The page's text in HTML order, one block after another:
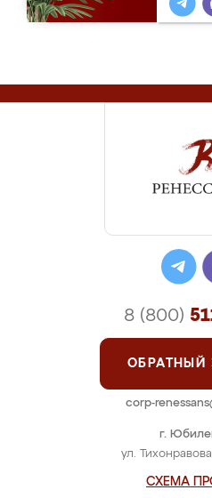
г.
ул.
СХЕМА
8 (800)
ОБРАТНЫЙ
corp-